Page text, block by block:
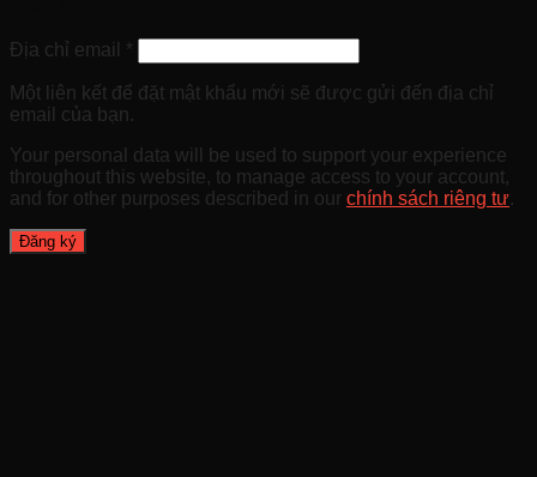
Địa chỉ email *
Một liên kết để đặt mật khẩu mới sẽ được gửi đến địa chỉ
email của bạn.
Your personal data will be used to support your experience
throughout this website, to manage access to your account,
and for other purposes described in our chính sách riêng tư.
Đăng ký